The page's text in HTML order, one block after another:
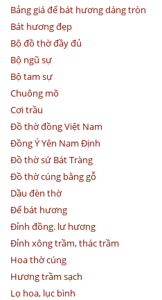
Bảng giá đế bát hương dáng tròn
Bát hương đẹp
Bộ đồ thờ đầy đủ
Bộ ngũ sự
Bộ tam sự
Chuông mõ
Cơi trầu
Đồ thờ đồng Việt Nam
Đồng Ý Yên Nam Định
Đồ thờ sứ Bát Tràng
Đồ thờ cúng bằng gỗ
Dầu đèn thờ
Đế bát hương
Đỉnh đồng. lư hương
Đỉnh xông trầm, thác trầm
Hoa thờ cúng
Hương trầm sạch
Lọ hoa, lục bình